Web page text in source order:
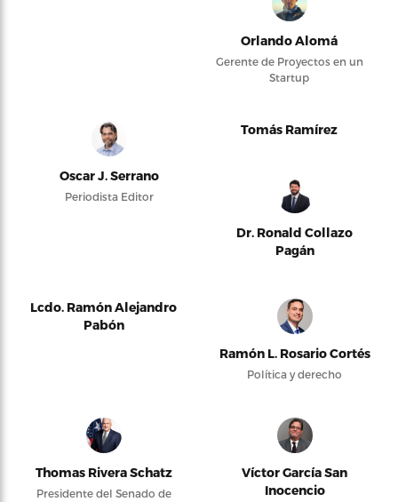
Orlando Alomá
Gerente de Proyectos en un
Startup
Oscar J. Serrano
Periodista Editor
Tomás Ramírez
Dr. Ronald Collazo
Pagán
Lcdo. Ramón Alejandro
Pabón
Ramón L. Rosario Cortés
Política y derecho
Thomas Rivera Schatz
Presidente del Senado de
Víctor García San
Inocencio